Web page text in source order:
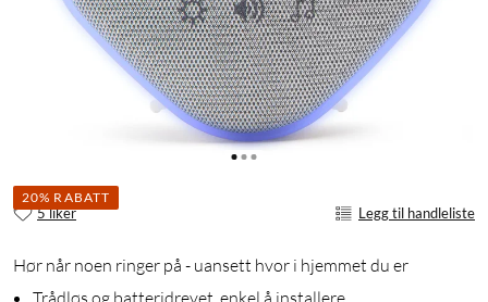
20% RABATT
5 liker Legg til handleliste
Hør når noen ringer på - uansett hvor i hjemmet du er